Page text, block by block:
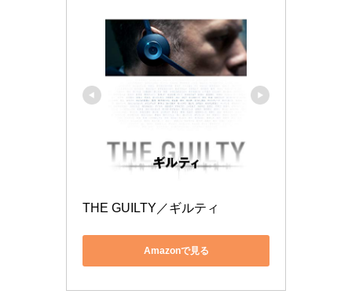
THE GUILTY／ギルティ
Amazonで見る